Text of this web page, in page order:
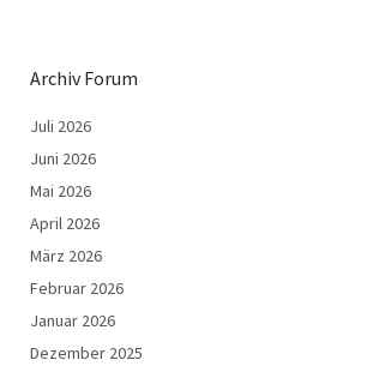
Archiv Forum
Juli 2026
Juni 2026
Mai 2026
April 2026
März 2026
Februar 2026
Januar 2026
Dezember 2025